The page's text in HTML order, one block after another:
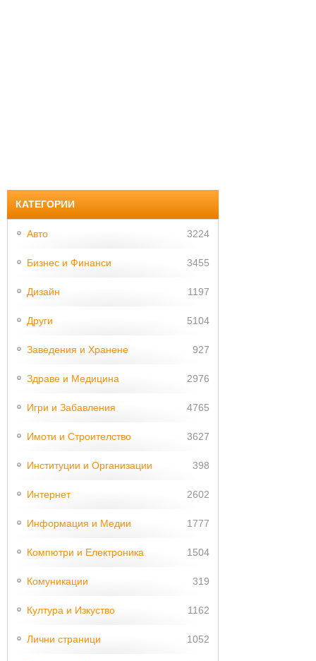
КАТЕГОРИИ
Авто 3224
Бизнес и Финанси 3455
Дизайн 1197
Други 5104
Заведения и Хранене 927
Здраве и Медицина 2976
Игри и Забавления 4765
Имоти и Строителство 3627
Институции и Организации 398
Интернет 2602
Информация и Медии 1777
Компютри и Електроника 1504
Комуникации 319
Култура и Изкуство 1162
Лични страници 1052